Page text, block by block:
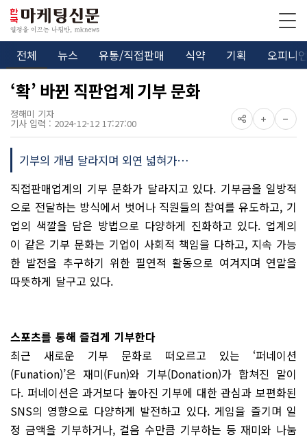
전체 뉴스 유통/직접판매 식약 기획 오피니
‘확’ 바뀐 직판업계 기부 문화
정해미 기자
기사 입력 : 2024-12-12 17:27:00
기부의 개념 달라지며 외연 넓혀가…
직접판매업계의 기부 문화가 달라지고 있다. 기부금을 일방적
으로 전달하는 방식에서 벗어나 직원들의 참여를 유도하고, 기
업의 색깔을 담은 방법으로 다양하게 진화하고 있다. 업계의
이 같은 기부 문화는 기업이 사회적 책임을 다하고, 지속 가능
한 발전을 추구하기 위한 필연적 활동으로 여겨지며 연말을
따뜻하게 달구고 있다.
스포츠를 통해 즐겁게 기부한다
최근 새로운 기부 문화로 떠오르고 있는 ‘퍼네이션
(Funation)’은 재미(Fun)와 기부(Donation)가 합쳐진 말이
다. 퍼네이션은 과거보다 높아진 기부에 대한 관심과 보편화된
SNS의 영향으로 다양하게 발전하고 있다. 게임을 즐기며 일
정 금액을 기부하거나, 걸음 수만큼 기부하는 등 재미와 나눔